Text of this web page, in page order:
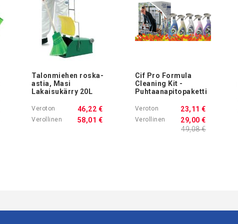
Talonmiehen roska-
astia, Masi
Lakaisukärry 20L
58,01 €
46,22 €
Cif Pro Formula
Cleaning Kit -
Puhtaanapitopaketti
29,00 €
23,11 €
49,08 €